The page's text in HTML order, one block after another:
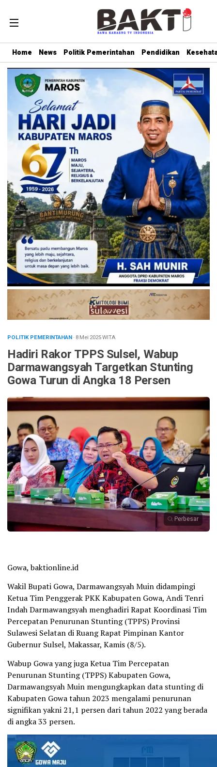
Home News Politik Pemerintahan Pendidikan
POLITIK PEMERINTAHAN· 8 Mei 2025WITA
Hadiri Rakor TPPS Sulsel, Wabup
Darmawangsyah Targetkan Stunting
Gowa Turun di Angka 18 Persen
Perbesar
Gowa, baktionline.id
Wakil Bupati Gowa, Darmawangsyah Muin didampingi
Ketua Tim Penggerak PKK Kabupaten Gowa, Andi Tenri
Indah Darmawangsyah menghadiri Rapat Koordinasi Tim
Percepatan Penurunan Stunting (TPPS) Provinsi
Sulawesi Selatan di Ruang Rapat Pimpinan Kantor
Gubernur Sulsel, Makassar, Kamis (8/5).
Wabup Gowa yang juga Ketua Tim Percepatan
Penurunan Stunting (TPPS) Kabupaten Gowa,
Darmawangsyah Muin mengungkapkan data stunting di
Kabupaten Gowa tahun 2023 mengalami penurunan
signifikan yakni 21,1 persen dari tahun 2022 yang berada
di angka 33 persen.